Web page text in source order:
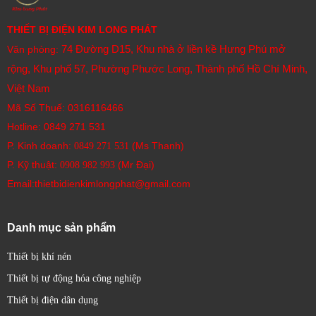
THIẾT BỊ ĐIỆN KIM LONG PHÁT
Văn phòng: 74 Đường D15, Khu nhà ở liền kề Hưng Phú mở
rộng, Khu phố 57, Phường Phước Long, Thành phố Hồ Chí Minh,
Việt Nam
Mã Số Thuế: 0316116466
Hotline: 0849 271 531
P. Kinh doanh: 0849 271 531 (Ms Thanh)
P. Kỹ thuật: 0908 982 993​ (Mr Đại)
Email:thietbidienkimlongphat@gmail.com
Danh mục sản phẩm
Thiết bị khí nén
Thiết bị tự động hóa công nghiệp
Thiết bị điện dân dụng